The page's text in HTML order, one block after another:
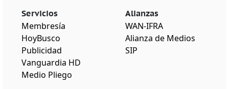
Servicios
Membresía
HoyBusco
Publicidad
Vanguardia HD
Medio Pliego
Alianzas
WAN-IFRA
Alianza de Medios
SIP